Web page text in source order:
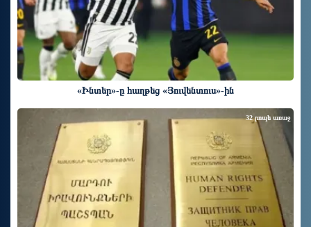
«Ինտեր»-ը հաղթեց «Յուվենտուս»-ին
32 րոպե առաջ